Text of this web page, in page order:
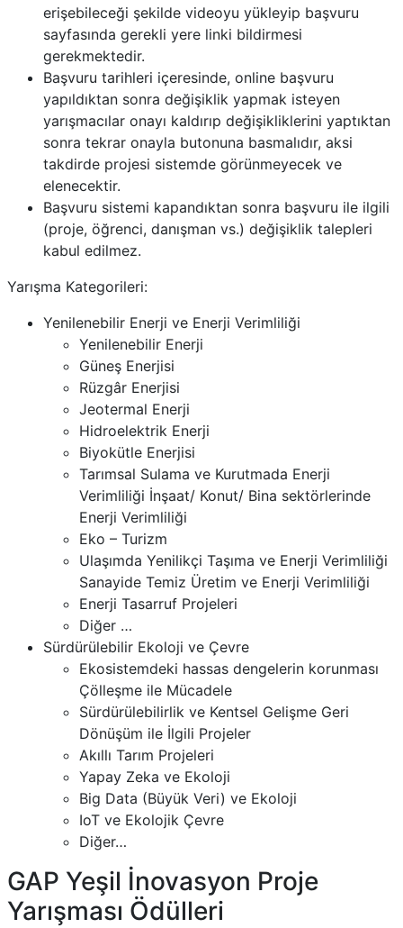
erişebileceği şekilde videoyu yükleyip başvuru
sayfasında gerekli yere linki bildirmesi
gerekmektedir.
Başvuru tarihleri içeresinde, online başvuru
yapıldıktan sonra değişiklik yapmak isteyen
yarışmacılar onayı kaldırıp değişikliklerini yaptıktan
sonra tekrar onayla butonuna basmalıdır, aksi
takdirde projesi sistemde görünmeyecek ve
elenecektir.
Başvuru sistemi kapandıktan sonra başvuru ile ilgili
(proje, öğrenci, danışman vs.) değişiklik talepleri
kabul edilmez.
Yarışma Kategorileri:
Yenilenebilir Enerji ve Enerji Verimliliği
Yenilenebilir Enerji
Güneş Enerjisi
Rüzgâr Enerjisi
Jeotermal Enerji
Hidroelektrik Enerji
Biyokütle Enerjisi
Tarımsal Sulama ve Kurutmada Enerji
Verimliliği İnşaat/ Konut/ Bina sektörlerinde
Enerji Verimliliği
Eko – Turizm
Ulaşımda Yenilikçi Taşıma ve Enerji Verimliliği
Sanayide Temiz Üretim ve Enerji Verimliliği
Enerji Tasarruf Projeleri
Diğer …
Sürdürülebilir Ekoloji ve Çevre
Ekosistemdeki hassas dengelerin korunması
Çölleşme ile Mücadele
Sürdürülebilirlik ve Kentsel Gelişme Geri
Dönüşüm ile İlgili Projeler
Akıllı Tarım Projeleri
Yapay Zeka ve Ekoloji
Big Data (Büyük Veri) ve Ekoloji
IoT ve Ekolojik Çevre
Diğer…
GAP Yeşil İnovasyon Proje
Yarışması Ödülleri